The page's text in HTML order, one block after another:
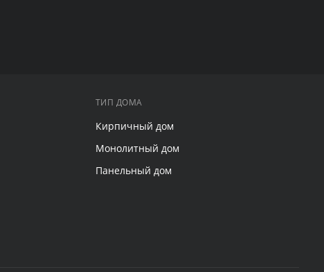
ТИП ДОМА
Кирпичный дом
Монолитный дом
Панельный дом